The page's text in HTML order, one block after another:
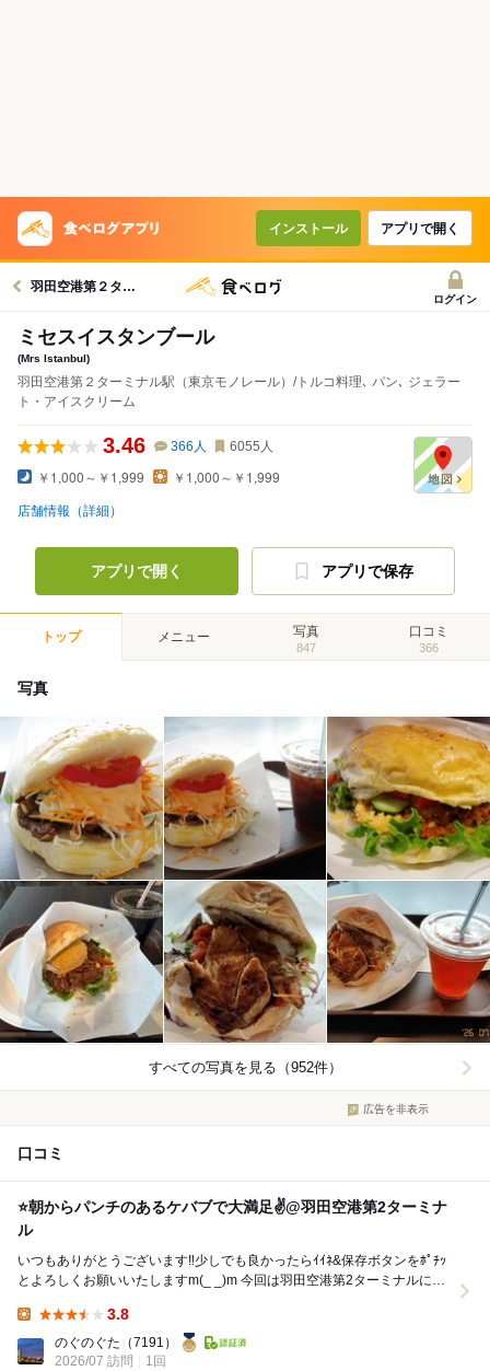
インストール アプリで開く
羽田空港第２ターミナル（東京モノレール）駅グルメへ
ログイン
ミセスイスタンブール
(Mrs Istanbul)
羽田空港第２ターミナル駅（東京モノレール）/トルコ料理､ パン､ ジェラー
ト・アイスクリーム
3.46 366 人 6055 人
￥1,000～￥1,999 ￥1,000～￥1,999
店舗情報（詳細）
アプリで開く アプリで保存
トップ メニュー 写真
847
口コミ
366
写真
すべての写真を見る（952件）
広告を非表示
口コミ
⭐️朝からパンチのあるケバブで大満足✌️@羽田空港第2ターミナ
ル
いつもありがとうございます‼️少しでも良かったらｲｲﾈ&保存ボタンをﾎﾟﾁｯ
とよろしくお願いいたしますm(_ _)m 今回は羽田空港第2ターミナルにて
3.8
のぐのぐた （7191）
2026/07 訪問
1回